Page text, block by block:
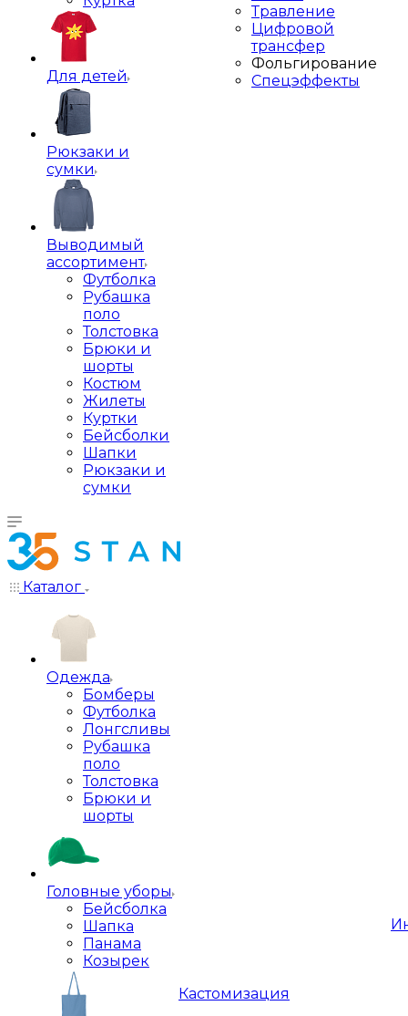
Для детей
Рюкзаки и
сумки
Выводимый
ассортимент
Футболка
Рубашка
поло
Толстовка
Брюки и
шорты
Костюм
Жилеты
Куртки
Бейсболки
Шапки
Рюкзаки и
сумки
Травление
Цифровой
трансфер
Фольгирование
Спецэффекты
Каталог
Одежда
Бомберы
Футболка
Лонгсливы
Рубашка
поло
Толстовка
Брюки и
шорты
Головные уборы
Бейсболка
Шапка
Панама
Козырек
Кастомизация